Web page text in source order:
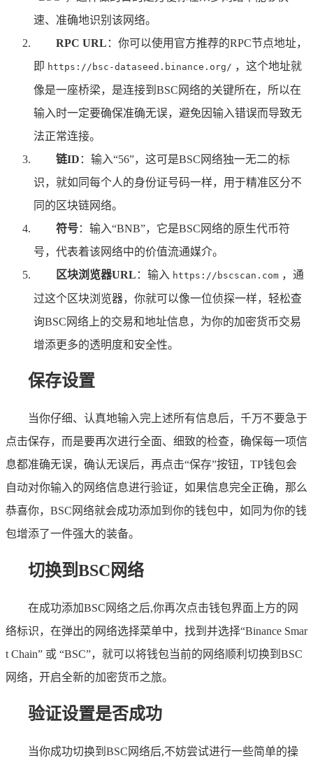
速、准确地识别该网络。
RPC URL ：你可以使用官方推荐的RPC节点地址，
即 https://bsc-dataseed.binance.org/ ，这个地址就
像是一座桥梁，是连接到BSC网络的关键所在，所以在
输入时一定要确保准确无误，避免因输入错误而导致无
法正常连接。
链ID ：输入“56”，这可是BSC网络独一无二的标
识，就如同每个人的身份证号码一样，用于精准区分不
同的区块链网络。
符号：输入“BNB”，它是BSC网络的原生代币符
号，代表着该网络中的价值流通媒介。
区块浏览器URL ：输入 https://bscscan.com ，通
过这个区块浏览器，你就可以像一位侦探一样，轻松查
询BSC网络上的交易和地址信息，为你的加密货币交易
增添更多的透明度和安全性。
保存设置
当你仔细、认真地输入完上述所有信息后，千万不要急于
点击保存，而是要再次进行全面、细致的检查，确保每一项信
息都准确无误，确认无误后，再点击“保存”按钮，TP钱包会
自动对你输入的网络信息进行验证，如果信息完全正确，那么
恭喜你，BSC网络就会成功添加到你的钱包中，如同为你的钱
包增添了一件强大的装备。
切换到BSC网络
在成功添加BSC网络之后,你再次点击钱包界面上方的网
络标识，在弹出的网络选择菜单中，找到并选择“Binance Smar
t Chain” 或 “BSC”，就可以将钱包当前的网络顺利切换到BSC
网络，开启全新的加密货币之旅。
验证设置是否成功
当你成功切换到BSC网络后,不妨尝试进行一些简单的操